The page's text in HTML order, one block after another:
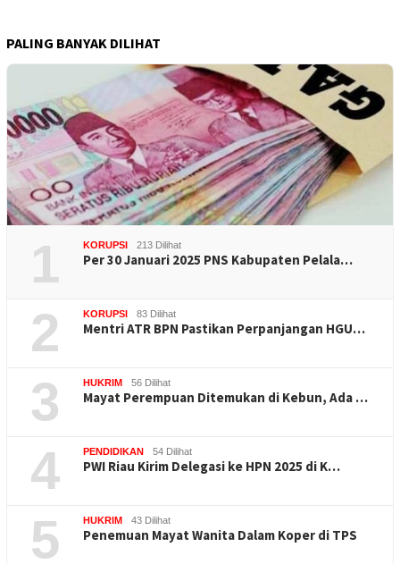
PALING BANYAK DILIHAT
1 KORUPSI 213 Dilihat
Per 30 Januari 2025 PNS Kabupaten Pelala…
2 KORUPSI 83 Dilihat
Mentri ATR BPN Pastikan Perpanjangan HGU…
3 HUKRIM 56 Dilihat
Mayat Perempuan Ditemukan di Kebun, Ada …
4 PENDIDIKAN 54 Dilihat
PWI Riau Kirim Delegasi ke HPN 2025 di K…
5 HUKRIM 43 Dilihat
Penemuan Mayat Wanita Dalam Koper di TPS